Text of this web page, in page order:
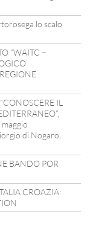
lo scalo
“WAITC –
IL
maggio
di Nogaro,
BANDO POR
CROAZIA: